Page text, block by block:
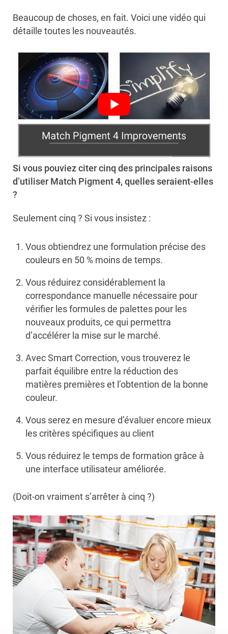
Beaucoup de choses, en fait. Voici une vidéo qui
détaille toutes les nouveautés.
Si vous pouviez citer cinq des principales raisons
d’utiliser Match Pigment 4, quelles seraient-elles
?
Seulement cinq ? Si vous insistez :
Vous obtiendrez une formulation précise des
couleurs en 50 % moins de temps.
Vous réduirez considérablement la
correspondance manuelle nécessaire pour
vérifier les formules de palettes pour les
nouveaux produits, ce qui permettra
d’accélérer la mise sur le marché.
Avec Smart Correction, vous trouverez le
parfait équilibre entre la réduction des
matières premières et l’obtention de la bonne
couleur.
Vous serez en mesure d’évaluer encore mieux
les critères spécifiques au client
Vous réduirez le temps de formation grâce à
une interface utilisateur améliorée.
(Doit-on vraiment s’arrêter à cinq ?)